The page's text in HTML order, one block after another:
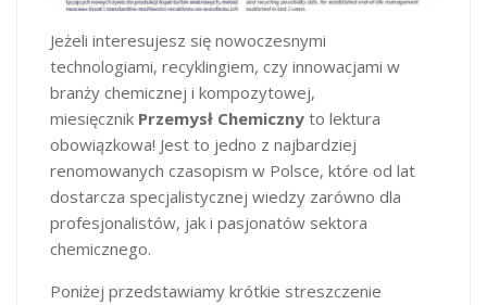
Jeżeli interesujesz się nowoczesnymi
technologiami, recyklingiem, czy innowacjami w
branży chemicznej i kompozytowej,
miesięcznik Przemysł Chemiczny to lektura
obowiązkowa! Jest to jedno z najbardziej
renomowanych czasopism w Polsce, które od lat
dostarcza specjalistycznej wiedzy zarówno dla
profesjonalistów, jak i pasjonatów sektora
chemicznego.
Poniżej przedstawiamy krótkie streszczenie